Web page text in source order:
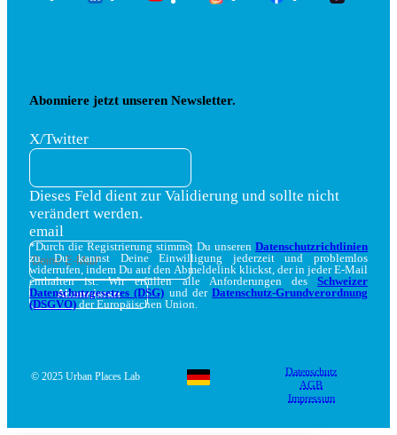
Abonniere jetzt unseren Newsletter.
X/Twitter
Dieses Feld dient zur Validierung und sollte nicht
verändert werden.
email
*Durch die Registrierung stimmst Du unseren Datenschutzrichtlinien
zu. Du kannst Deine Einwilligung jederzeit und problemlos
widerrufen, indem Du auf den Abmeldelink klickst, der in jeder E-Mail
enthalten ist. Wir erfüllen alle Anforderungen des Schweizer
Datenschutzgesetzes (DSG) und der Datenschutz-Grundverordnung
(DSGVO) der Europäischen Union.
© 2025 Urban Places Lab
Datenschutz
AGB
Impressum